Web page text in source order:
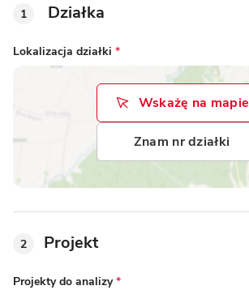
1 Działka
Lokalizacja działki *
Wskażę na mapie
Znam nr działki
2 Projekt
Projekty do analizy *